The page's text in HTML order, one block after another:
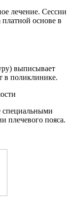
лечение. Сессии
платной основе в
выписывает
в поликлинике.
специальными
плечевого пояса.